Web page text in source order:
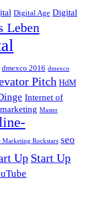
Digital Age Digital
Leben
dmexco 2016 dmexco
Pitch HdM
Internet of
marketing Master
Marketing Rockstars seo
Up Start Up